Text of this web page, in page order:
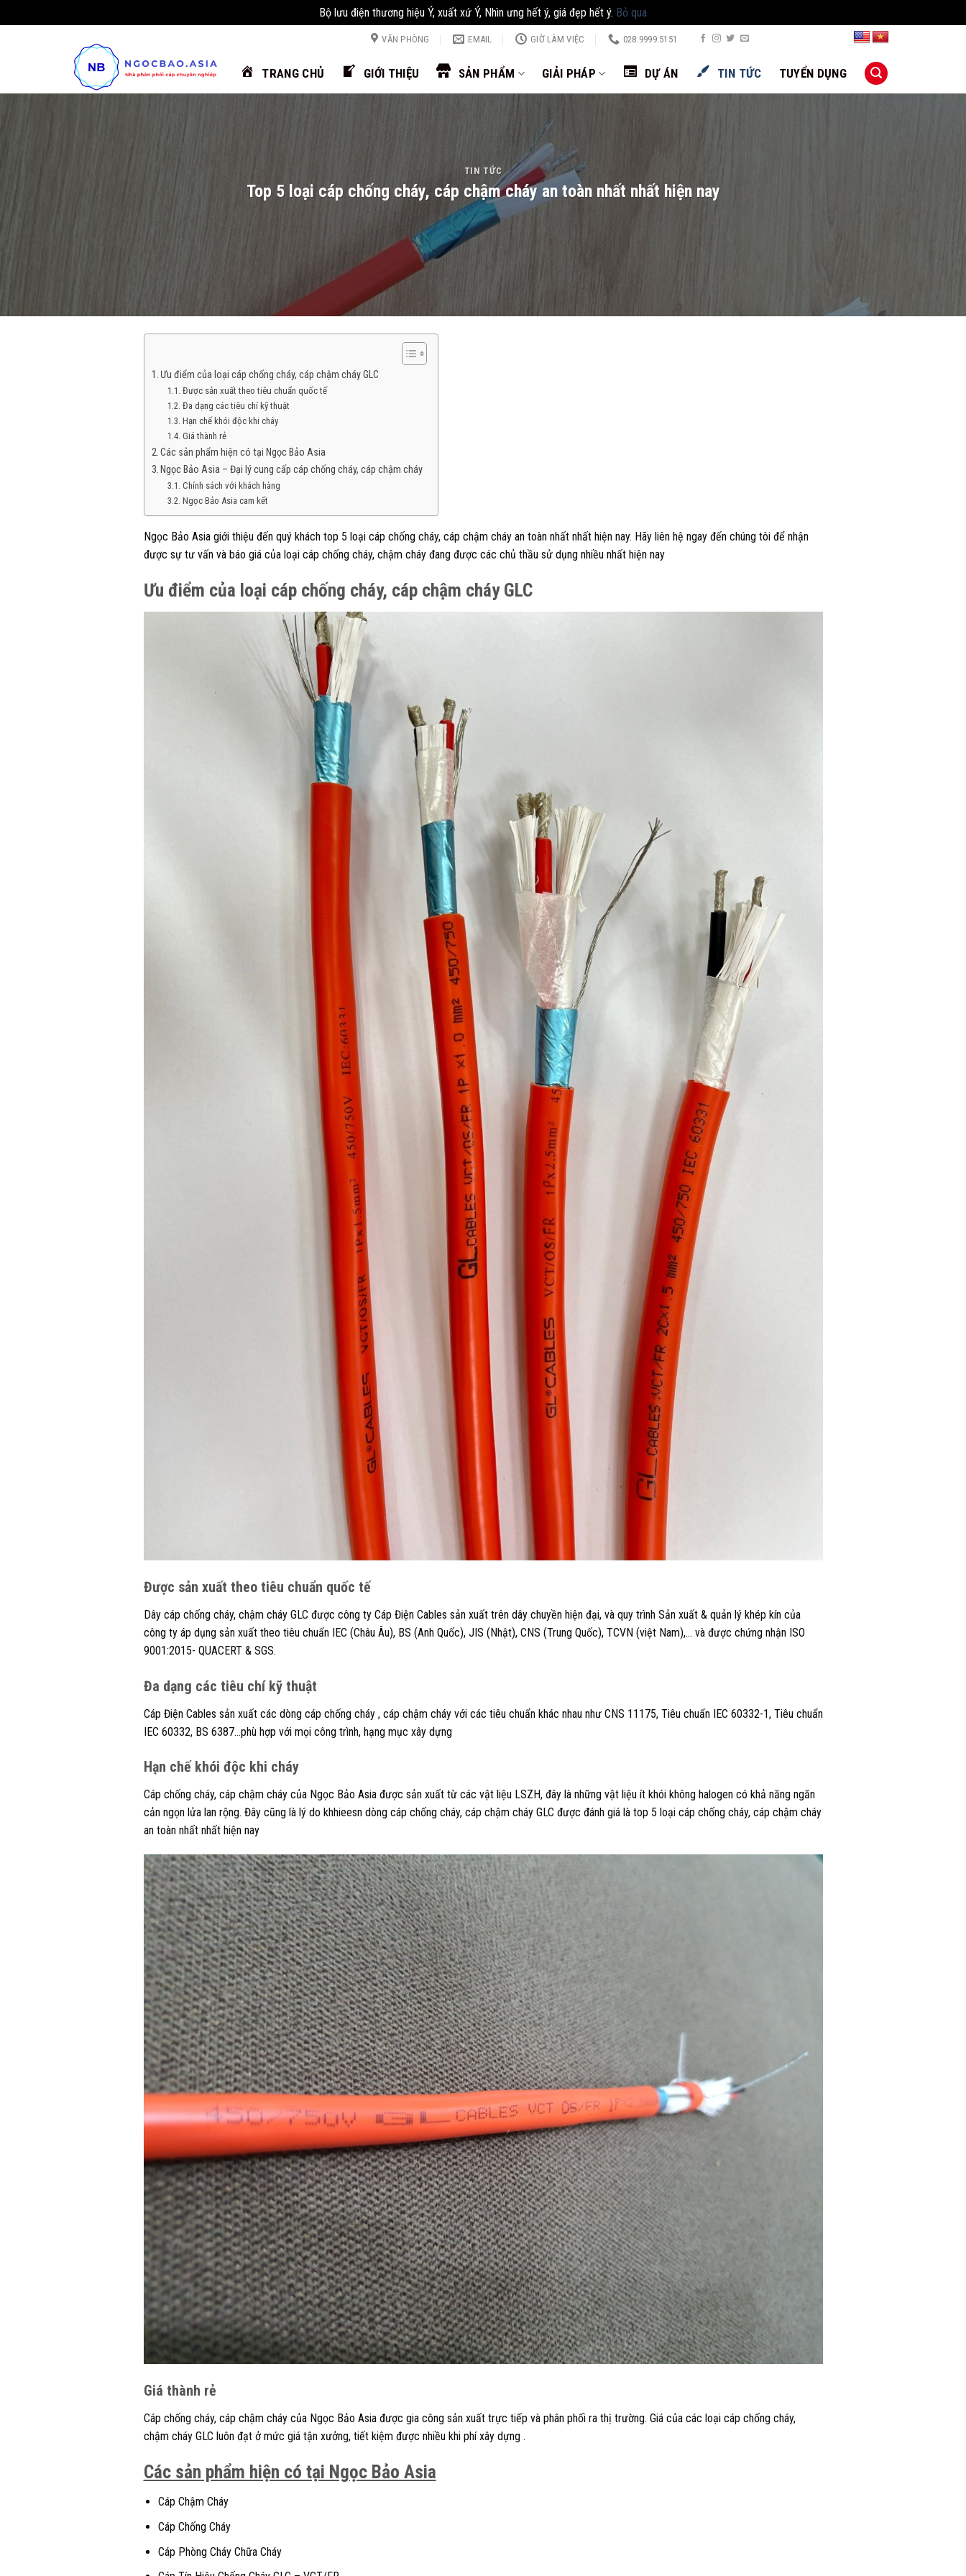
Bộ lưu điện thương hiệu Ý, xuất xứ Ý, Nhìn ưng hết ý, giá đẹp hết ý. Bỏ qua
VĂN PHÒNG EMAIL GIỜ LÀM VIỆC 028.9999.5151
TRANG CHỦ GIỚI THIỆU SẢN PHẨM GIẢI PHÁP DỰ ÁN TIN TỨC TUYỂN DỤNG
TIN TỨC
Top 5 loại cáp chống cháy, cáp chậm cháy an toàn nhất nhất hiện nay
Ưu điểm của loại cáp chống cháy, cáp chậm cháy GLC
Được sản xuất theo tiêu chuẩn quốc tế
Đa dạng các tiêu chí kỹ thuật
Hạn chế khói độc khi cháy
Giá thành rẻ
Các sản phẩm hiện có tại Ngọc Bảo Asia
Ngọc Bảo Asia – Đại lý cung cấp cáp chống cháy, cáp chậm cháy
Chính sách với khách hàng
Ngọc Bảo Asia cam kết
Ngọc Bảo Asia giới thiệu đến quý khách top 5 loại cáp chống cháy, cáp chậm cháy an toàn nhất nhất hiện nay. Hãy liên hệ ngay đến chúng tôi để nhận
được sự tư vấn và báo giá của loại cáp chống cháy, chậm cháy đang được các chủ thầu sử dụng nhiều nhất hiện nay
Ưu điểm của loại cáp chống cháy, cáp chậm cháy GLC
Được sản xuất theo tiêu chuẩn quốc tế
Dây cáp chống cháy, chậm cháy GLC được công ty Cáp Điện Cables sản xuất trên dây chuyền hiện đại, và quy trình Sản xuất & quản lý khép kín của
công ty áp dụng sản xuất theo tiêu chuẩn IEC (Châu Âu), BS (Anh Quốc), JIS (Nhật), CNS (Trung Quốc), TCVN (việt Nam),… và được chứng nhận ISO
9001:2015- QUACERT & SGS.
Đa dạng các tiêu chí kỹ thuật
Cáp Điện Cables sản xuất các dòng cáp chống cháy , cáp chậm cháy với các tiêu chuẩn khác nhau như CNS 11175, Tiêu chuẩn IEC 60332-1, Tiêu chuẩn
IEC 60332, BS 6387…phù hợp với mọi công trình, hạng mục xây dựng
Hạn chế khói độc khi cháy
Cáp chống cháy, cáp chậm cháy của Ngọc Bảo Asia được sản xuất từ các vật liệu LSZH, đây là những vật liệu ít khói không halogen có khả năng ngăn
cản ngọn lửa lan rộng. Đây cũng là lý do khhieesn dòng cáp chống cháy, cáp chậm cháy GLC được đánh giá là top 5 loại cáp chống cháy, cáp chậm cháy
an toàn nhất nhất hiện nay
Giá thành rẻ
Cáp chống cháy, cáp chậm cháy của Ngọc Bảo Asia được gia công sản xuất trực tiếp và phân phối ra thị trường. Giá của các loại cáp chống cháy,
chậm cháy GLC luôn đạt ở mức giá tận xưởng, tiết kiệm được nhiều khi phí xây dựng .
Các sản phẩm hiện có tại Ngọc Bảo Asia
Cáp Chậm Cháy
Cáp Chống Cháy
Cáp Phòng Cháy Chữa Cháy